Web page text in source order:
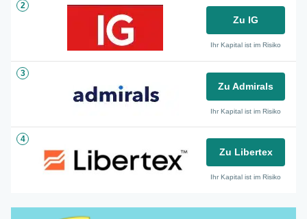
2
Zu IG
Ihr Kapital ist im Risiko
3
Zu Admirals
Ihr Kapital ist im Risiko
4
Zu Libertex
Ihr Kapital ist im Risiko